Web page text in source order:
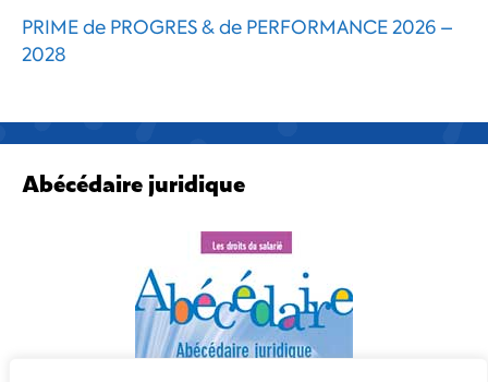
PRIME de PROGRES & de PERFORMANCE 2026 –
2028
Abécédaire juridique